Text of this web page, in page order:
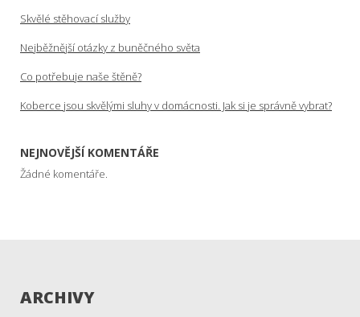
Skvělé stěhovací služby
Nejběžnější otázky z buněčného světa
Co potřebuje naše štěně?
Koberce jsou skvělými sluhy v domácnosti. Jak si je správně vybrat?
NEJNOVĚJŠÍ KOMENTÁŘE
Žádné komentáře.
ARCHIVY